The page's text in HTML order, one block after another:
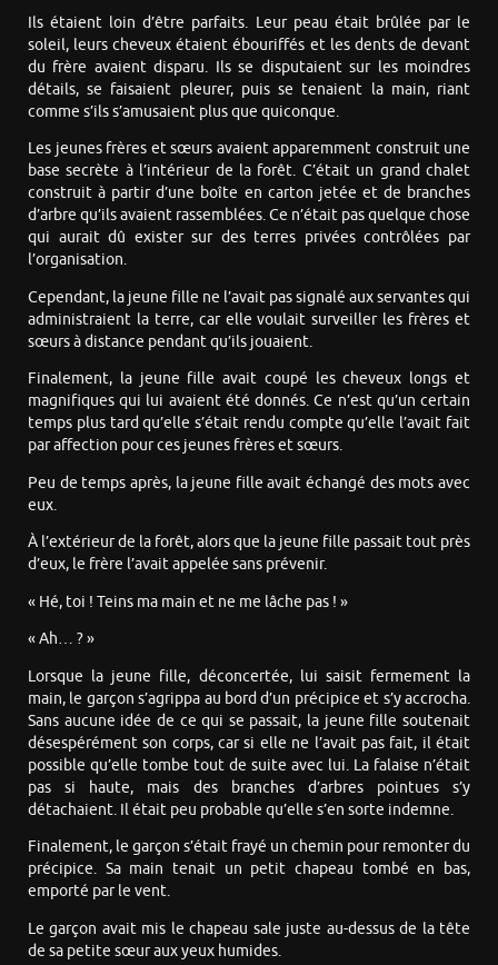
Ils étaient loin d’être parfaits. Leur peau était brûlée par le
soleil, leurs cheveux étaient ébouriffés et les dents de devant
du frère avaient disparu. Ils se disputaient sur les moindres
détails, se faisaient pleurer, puis se tenaient la main, riant
comme s’ils s’amusaient plus que quiconque.
Les jeunes frères et sœurs avaient apparemment construit une
base secrète à l’intérieur de la forêt. C’était un grand chalet
construit à partir d’une boîte en carton jetée et de branches
d’arbre qu’ils avaient rassemblées. Ce n’était pas quelque chose
qui aurait dû exister sur des terres privées contrôlées par
l’organisation.
Cependant, la jeune fille ne l’avait pas signalé aux servantes qui
administraient la terre, car elle voulait surveiller les frères et
sœurs à distance pendant qu’ils jouaient.
Finalement, la jeune fille avait coupé les cheveux longs et
magnifiques qui lui avaient été donnés. Ce n’est qu’un certain
temps plus tard qu’elle s’était rendu compte qu’elle l’avait fait
par affection pour ces jeunes frères et sœurs.
Peu de temps après, la jeune fille avait échangé des mots avec
eux.
À l’extérieur de la forêt, alors que la jeune fille passait tout près
d’eux, le frère l’avait appelée sans prévenir.
« Hé, toi ! Teins ma main et ne me lâche pas ! »
« Ah… ? »
Lorsque la jeune fille, déconcertée, lui saisit fermement la
main, le garçon s’agrippa au bord d’un précipice et s’y accrocha.
Sans aucune idée de ce qui se passait, la jeune fille soutenait
désespérément son corps, car si elle ne l’avait pas fait, il était
possible qu’elle tombe tout de suite avec lui. La falaise n’était
pas si haute, mais des branches d’arbres pointues s’y
détachaient. Il était peu probable qu’elle s’en sorte indemne.
Finalement, le garçon s’était frayé un chemin pour remonter du
précipice. Sa main tenait un petit chapeau tombé en bas,
emporté par le vent.
Le garçon avait mis le chapeau sale juste au-dessus de la tête
de sa petite sœur aux yeux humides.